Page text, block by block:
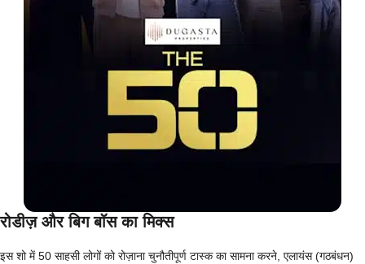
रोडीज़ और बिग बॉस का मिक्स
इस शो में 50 साहसी लोगों को रोज़ाना चुनौतीपूर्ण टास्क का सामना करने, एलायंस (गठबंधन)